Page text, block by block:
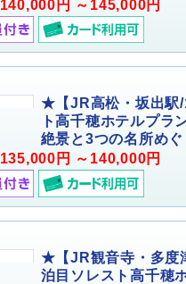
140,000円 ～145,000円
★【JR高松・坂出駅/
ト高千穂ホテルプラ
絶景と3つの名所めぐ
135,000円 ～140,000円
★【JR観音寺・多度
泊目ソレスト高千穂